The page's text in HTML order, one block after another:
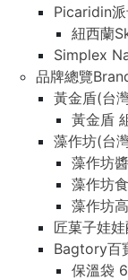
Picaridin
紐西蘭
Simplex
品牌總覽
黃金盾(台
黃金盾
藻作坊(台
藻作坊
藻作坊
藻作坊
匠菓子娃
Bagtory百
保溫袋